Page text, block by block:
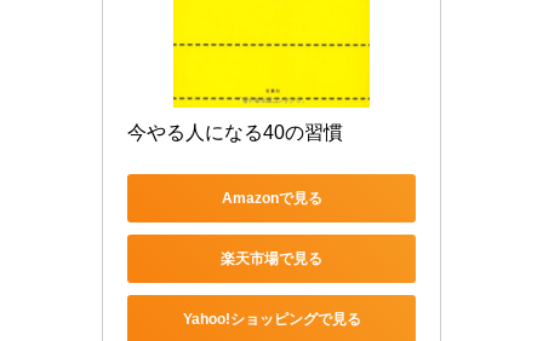
今やる人になる40の習慣
Amazonで見る
楽天市場で見る
Yahoo!ショッピングで見る